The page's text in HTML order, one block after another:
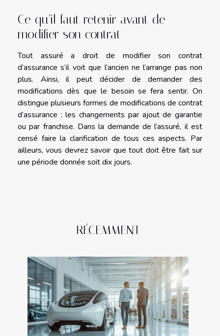
Ce qu’il faut retenir avant de
modifier son contrat
Tout assuré a droit de modifier son contrat
d’assurance s’il voit que l’ancien ne l’arrange pas non
plus. Ainsi, il peut décider de demander des
modifications dès que le besoin se fera sentir. On
distingue plusieurs formes de modifications de contrat
d’assurance : les changements par ajout de garantie
ou par franchise. Dans la demande de l’assuré, il est
censé faire la clarification de tous ces aspects. Par
ailleurs, vous devrez savoir que tout doit être fait sur
une période donnée soit dix jours.
RÉCEMMENT